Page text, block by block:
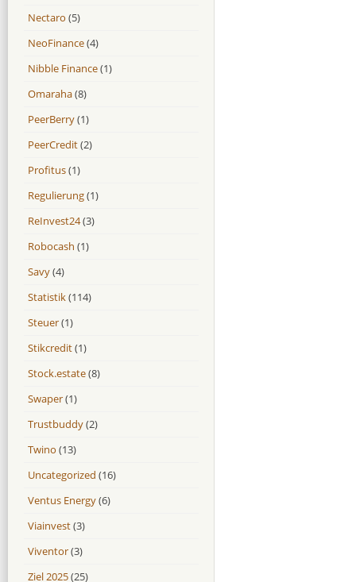
Nectaro (5)
NeoFinance(4)
Nibble Finance(1)
Omaraha(8)
PeerBerry(1)
PeerCredit(2)
Profitus(1)
Regulierung(1)
ReInvest24(3)
Robocash (1)
Savy(4)
Statistik(114)
Steuer(1)
Stikcredit(1)
Stock.estate(8)
Swaper(1)
Trustbuddy(2)
Twino (13)
Uncategorized (16)
Ventus Energy(6)
Viainvest(3)
Viventor(3)
Ziel 2025(25)